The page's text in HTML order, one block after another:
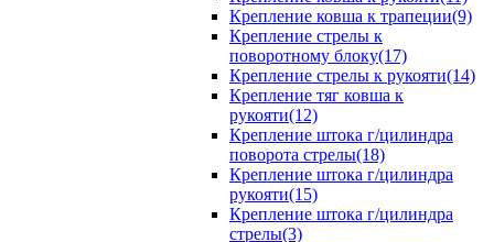
Крепление ковша к трапеции(9)
Крепление стрелы к
поворотному блоку(17)
Крепление стрелы к рукояти(14)
Крепление тяг ковша к
рукояти(12)
Крепление штока г/цилиндра
поворота стрелы(18)
Крепление штока г/цилиндра
рукояти(15)
Крепление штока г/цилиндра
стрелы(3)